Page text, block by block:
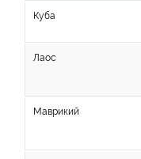
Куба
Лаос
Маврикий